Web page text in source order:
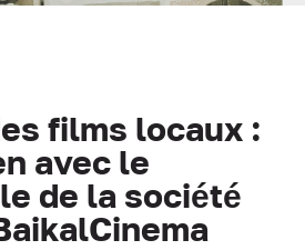
films locaux :
avec le
de la société